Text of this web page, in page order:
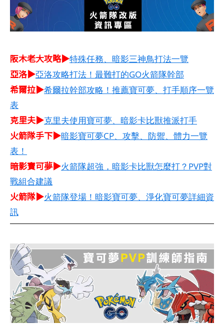
阪木老大攻略▶特殊任務、暗影三神鳥打法一覽
亞洛▶亞洛攻略打法！最難打的GO火箭隊幹部
希爾拉▶希爾拉幹部攻略！推薦寶可夢、打手順序一覽
表
克里夫▶克里夫使用寶可夢、暗影卡比獸推派打手
火箭隊手下▶暗影寶可夢CP、攻擊、防禦、體力一覽
表！
暗影寶可夢▶火箭隊超強，暗影卡比獸怎麼打？PVP對
戰組合建議
火箭隊▶火箭隊登場！暗影寶可夢、淨化寶可夢詳細資
訊